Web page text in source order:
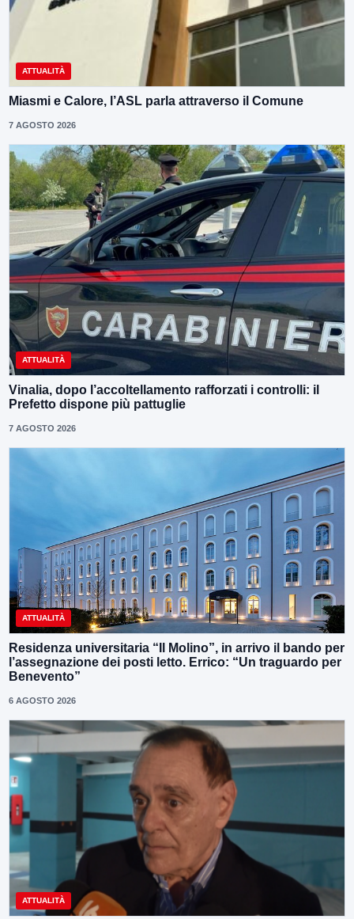
ATTUALITÀ
Miasmi e Calore, l’ASL parla attraverso il Comune
7 AGOSTO 2026
ATTUALITÀ
Vinalia, dopo l’accoltellamento rafforzati i controlli: il
Prefetto dispone più pattuglie
7 AGOSTO 2026
ATTUALITÀ
Residenza universitaria “Il Molino”, in arrivo il bando per
l’assegnazione dei posti letto. Errico: “Un traguardo per
Benevento”
6 AGOSTO 2026
ATTUALITÀ